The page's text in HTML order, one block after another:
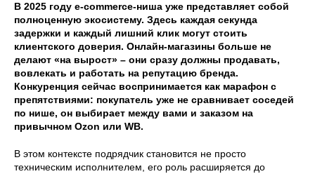
В 2025 году e-commerce-ниша уже представляет собой
полноценную экосистему. Здесь каждая секунда
задержки и каждый лишний клик могут стоить
клиентского доверия. Онлайн-магазины больше не
делают «на вырост» – они сразу должны продавать,
вовлекать и работать на репутацию бренда.
Конкуренция сейчас воспринимается как марафон с
препятствиями: покупатель уже не сравнивает соседей
по нише, он выбирает между вами и заказом на
привычном Ozon или WB.
В этом контексте подрядчик становится не просто
техническим исполнителем, его роль расширяется до